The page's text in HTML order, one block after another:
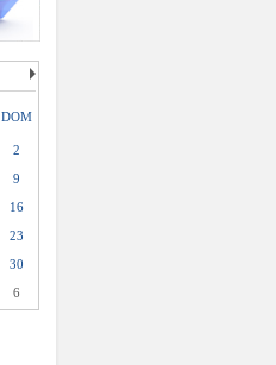
DOM
2
9
16
23
30
6